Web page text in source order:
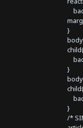
}
}
}
/*